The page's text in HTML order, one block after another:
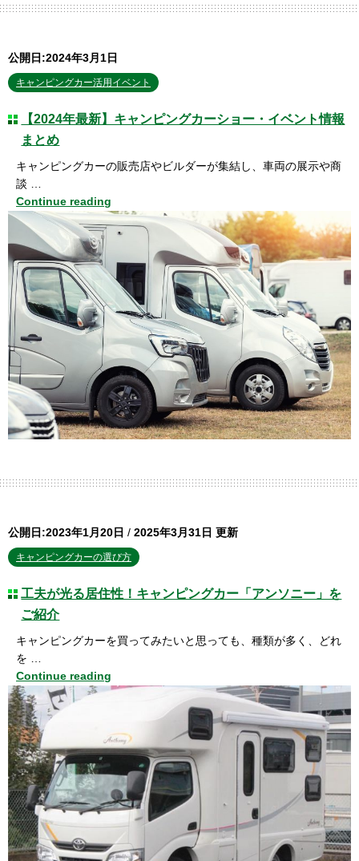
公開日:2024年3月1日
キャンピングカー活用イベント
【2024年最新】キャンピングカーショー・イベント情報
まとめ
キャンピングカーの販売店やビルダーが集結し、車両の展示や商
談 …
Continue reading
公開日:2023年1月20日 / 2025年3月31日 更新
キャンピングカーの選び方
工夫が光る居住性！キャンピングカー「アンソニー」を
ご紹介
キャンピングカーを買ってみたいと思っても、種類が多く、どれ
を …
Continue reading